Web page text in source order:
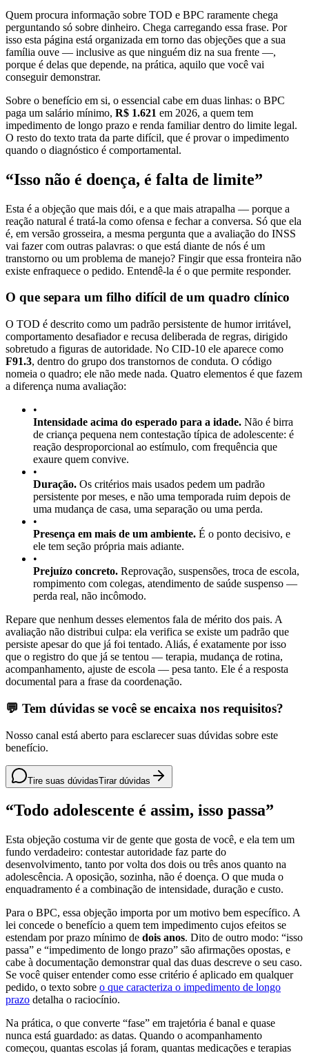
Quem procura informação sobre TOD e BPC raramente chega
perguntando só sobre dinheiro. Chega carregando essa frase. Por
isso esta página está organizada em torno das objeções que a sua
família ouve — inclusive as que ninguém diz na sua frente —,
porque é delas que depende, na prática, aquilo que você vai
conseguir demonstrar.
Sobre o benefício em si, o essencial cabe em duas linhas: o BPC
paga um salário mínimo, R$ 1.621 em 2026, a quem tem
impedimento de longo prazo e renda familiar dentro do limite legal.
O resto do texto trata da parte difícil, que é provar o impedimento
quando o diagnóstico é comportamental.
“Isso não é doença, é falta de limite”
Esta é a objeção que mais dói, e a que mais atrapalha — porque a
reação natural é tratá-la como ofensa e fechar a conversa. Só que ela
é, em versão grosseira, a mesma pergunta que a avaliação do INSS
vai fazer com outras palavras: o que está diante de nós é um
transtorno ou um problema de manejo? Fingir que essa fronteira não
existe enfraquece o pedido. Entendê-la é o que permite responder.
O que separa um filho difícil de um quadro clínico
O TOD é descrito como um padrão persistente de humor irritável,
comportamento desafiador e recusa deliberada de regras, dirigido
sobretudo a figuras de autoridade. No CID-10 ele aparece como
F91.3, dentro do grupo dos transtornos de conduta. O código
nomeia o quadro; ele não mede nada. Quatro elementos é que fazem
a diferença numa avaliação:
•
Intensidade acima do esperado para a idade. Não é birra
de criança pequena nem contestação típica de adolescente: é
reação desproporcional ao estímulo, com frequência que
exaure quem convive.
•
Duração. Os critérios mais usados pedem um padrão
persistente por meses, e não uma temporada ruim depois de
uma mudança de casa, uma separação ou uma perda.
•
Presença em mais de um ambiente. É o ponto decisivo, e
ele tem seção própria mais adiante.
•
Prejuízo concreto. Reprovação, suspensões, troca de escola,
rompimento com colegas, atendimento de saúde suspenso —
perda real, não incômodo.
Repare que nenhum desses elementos fala de mérito dos pais. A
avaliação não distribui culpa: ela verifica se existe um padrão que
persiste apesar do que já foi tentado. Aliás, é exatamente por isso
que o registro do que já se tentou — terapia, mudança de rotina,
acompanhamento, ajuste de escola — pesa tanto. Ele é a resposta
documental para a frase da coordenação.
💬 Tem dúvidas se você se encaixa nos requisitos?
Nosso canal está aberto para esclarecer suas dúvidas sobre este
benefício.
Tire suas dúvidasTirar dúvidas
“Todo adolescente é assim, isso passa”
Esta objeção costuma vir de gente que gosta de você, e ela tem um
fundo verdadeiro: contestar autoridade faz parte do
desenvolvimento, tanto por volta dos dois ou três anos quanto na
adolescência. A oposição, sozinha, não é doença. O que muda o
enquadramento é a combinação de intensidade, duração e custo.
Para o BPC, essa objeção importa por um motivo bem específico. A
lei concede o benefício a quem tem impedimento cujos efeitos se
estendam por prazo mínimo de dois anos. Dito de outro modo: “isso
passa” e “impedimento de longo prazo” são afirmações opostas, e
cabe à documentação demonstrar qual das duas descreve o seu caso.
Se você quiser entender como esse critério é aplicado em qualquer
pedido, o texto sobre o que caracteriza o impedimento de longo
prazo detalha o raciocínio.
Na prática, o que converte “fase” em trajetória é banal e quase
nunca está guardado: as datas. Quando o acompanhamento
começou, quantas escolas já foram, quantas medicações e terapias